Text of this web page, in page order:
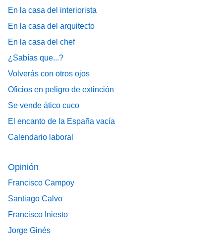
En la casa del interiorista
En la casa del arquitecto
En la casa del chef
¿Sabías que...?
Volverás con otros ojos
Oficios en peligro de extinción
Se vende ático cuco
El encanto de la España vacía
Calendario laboral
Opinión
Francisco Campoy
Santiago Calvo
Francisco Iniesto
Jorge Ginés